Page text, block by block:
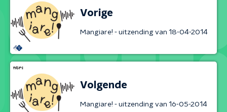
Vorige
Mangiare! - uitzending van 18-04-2014
Volgende
Mangiare! - uitzending van 16-05-2014